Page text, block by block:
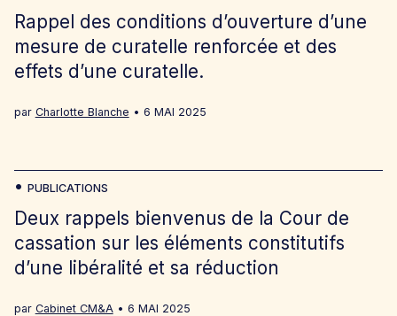
Rappel des conditions d’ouverture d’une
mesure de curatelle renforcée et des
effets d’une curatelle.
par Charlotte Blanche 6 MAI 2025
Deux rappels bienvenus de la Cour de
cassation sur les éléments constitutifs
d’une libéralité et sa réduction
par Cabinet CM&A 6 MAI 2025
PUBLICATIONS